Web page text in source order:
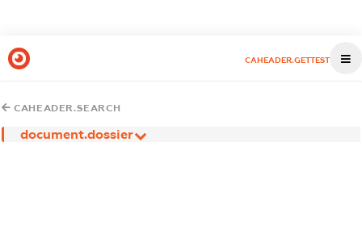
CAHEADER.GETTEST
CAHEADER.SEARCH
document.dossier